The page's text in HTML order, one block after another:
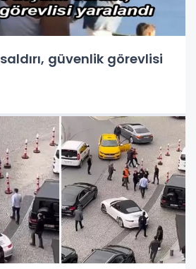
güvenlik görevlisi